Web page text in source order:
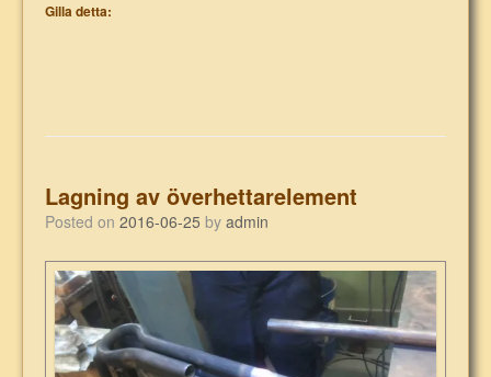
Gilla detta:
Lagning av överhettarelement
Posted on 2016-06-25 by admin